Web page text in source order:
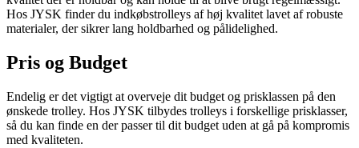
Hos JYSK finder du indkøbstrolleys af høj kvalitet lavet af robuste
materialer, der sikrer lang holdbarhed og pålidelighed.
Pris og Budget
Endelig er det vigtigt at overveje dit budget og prisklassen på den
ønskede trolley. Hos JYSK tilbydes trolleys i forskellige prisklasser,
så du kan finde en der passer til dit budget uden at gå på kompromis
med kvaliteten.